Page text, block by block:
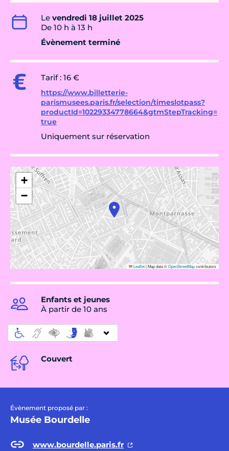
Le vendredi 18 juillet 2025
De 10 h à 13 h
Évènement terminé
Tarif : 16 €
https://www.billetterie-
parismusees.paris.fr/selection/timeslotpass?
productId=10229334778664&gtmStepTracking=
true
Uniquement sur réservation
+
−
Leaflet|Map data ©OpenStreetMapcontributors
Enfants et jeunes
À partir de 10 ans
Couvert
Évènement proposé par :
Musée Bourdelle
www.bourdelle.paris.fr